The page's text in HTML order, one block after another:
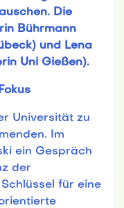
Die
Bührmann
und Lena
Uni Gießen).
Universität zu
Im
ein Gespräch
der
für eine